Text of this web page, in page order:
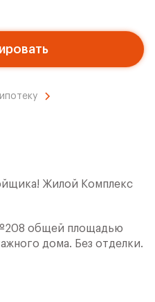
Жилой Комплекс
общей площадью
дома. Без отделки.